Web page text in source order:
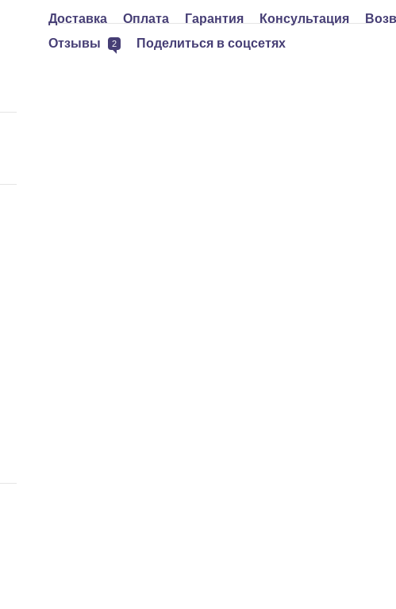
Доставка Оплата Гарантия Консультация
Отзывы
2 Поделиться в соцсетях